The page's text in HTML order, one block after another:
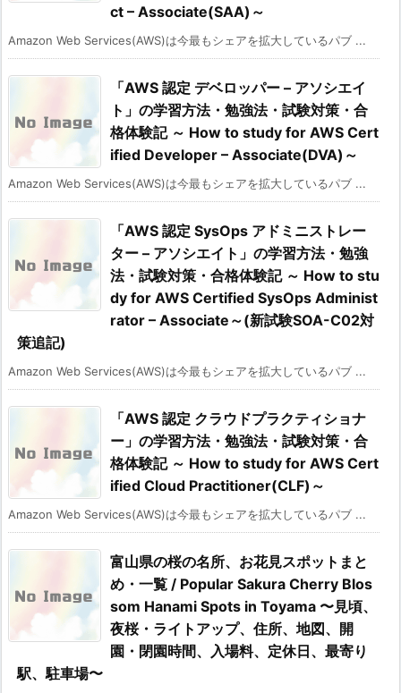
ct – Associate(SAA)～
Amazon Web Services(AWS)は今最もシェアを拡大しているパブ ...
「AWS 認定 デベロッパー – アソシエイ
ト」の学習方法・勉強法・試験対策・合
格体験記 ～ How to study for AWS Cert
ified Developer – Associate(DVA)～
Amazon Web Services(AWS)は今最もシェアを拡大しているパブ ...
「AWS 認定 SysOps アドミニストレー
ター – アソシエイト」の学習方法・勉強
法・試験対策・合格体験記 ～ How to stu
dy for AWS Certified SysOps Administ
rator – Associate～(新試験SOA-C02対
策追記)
Amazon Web Services(AWS)は今最もシェアを拡大しているパブ ...
「AWS 認定 クラウドプラクティショナ
ー」の学習方法・勉強法・試験対策・合
格体験記 ～ How to study for AWS Cert
ified Cloud Practitioner(CLF)～
Amazon Web Services(AWS)は今最もシェアを拡大しているパブ ...
富山県の桜の名所、お花見スポットまと
め・一覧 / Popular Sakura Cherry Blos
som Hanami Spots in Toyama 〜見頃、
夜桜・ライトアップ、住所、地図、開
園・閉園時間、入場料、定休日、最寄り
駅、駐車場〜